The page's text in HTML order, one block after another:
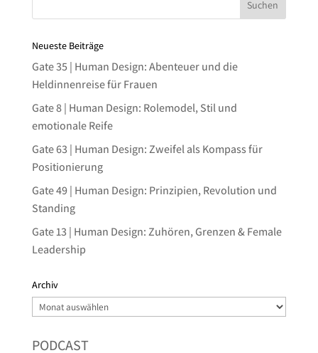
Neueste Beiträge
Gate 35 | Human Design: Abenteuer und die
Heldinnenreise für Frauen
Gate 8 | Human Design: Rolemodel, Stil und
emotionale Reife
Gate 63 | Human Design: Zweifel als Kompass für
Positionierung
Gate 49 | Human Design: Prinzipien, Revolution und
Standing
Gate 13 | Human Design: Zuhören, Grenzen & Female
Leadership
Archiv
Archiv
PODCAST